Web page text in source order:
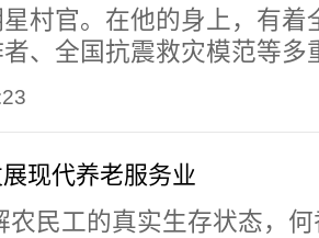
村官。在他的身上，有着
、全国抗震救灾模范等多
现代养老服务业
农民工的真实生存状态，